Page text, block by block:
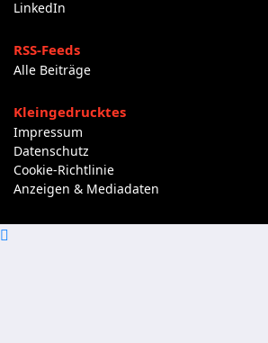
LinkedIn
RSS-Feeds
Alle Beiträge
Kleingedrucktes
Impressum
Datenschutz
Cookie-Richtlinie
Anzeigen & Mediadaten